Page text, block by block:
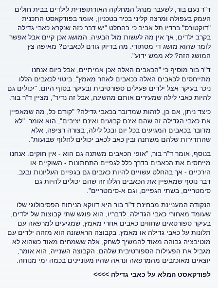
ד"ר נעם בור, לשעבר מנהל המחלקה האורתופדית לילדים בבית חולים
העמק בעפולה ומרצה קליני בכיר בטכניון, אומר בפודקאסט התכנית
"דוקטורס" ברדיו תל אביב כי בהחלט "יש דבר כזה שנקרא כאבי גדילה
בקרב ילדים, אך אין מה לעשות מול הבעיה. המושג אכן קיים אבל אפשר
לומר שהוא מושג די מסתורי. מה בדיוק גורם לכאבים? מאיפה צץ
המושג הזה? לא ממש ידוע".
ד"ר בור מוסיף כי "הכאבים האלה אכן אמיתיים, אבל כיום אנחנו
מתייחסים לכאבים האלה ככאבים לאחר מאמץ". ביטוי לכאבים הללו
ניכר בעיקר אצל ילדים פעילים ספורטיבית ובעיקר בסוף היום. "יכולים גם
להיות כאבי לילה שמעירים אותם מהשינה, אבל זה נדיר", מציין ד"ר בור.
כיצד ניתן, אם כן, לזהות שמדובר בכאבי גדילה? "קודם כל, מה שמאפיין
את כאבי הגדילה זה שהם אינם קבועים ואינם יציבים", הוא אומר. "לא
מדובר בכאבים המגיעים בכל יום ובכל לילה, בצורה רציפה, אלא
שהתדירות שלהם משתנה ובין כאב לכאב יכולים לחלוף שבועות".
בנוסף, אומר ד"ר בור, "אופי הכאבים משתנה גם הוא - אין חוקים. אנחנו
מייחסים את הכאבים בדרך כלל לגפיים התחתונות - השוקיים או
הירכיים - אך בהחלט עשויים להיות כאבים גם בגפיים העליונות ובגב.
דבר נוסף שמאפיין את הכאבים הללו זה שהם יכולים להיות גם
סימטריים, בשתי הגפיים, וגם א-סימטריים".
הנקודה המעניינת מבחינת ד"ר בור היא דווקא הניתוח הפסיכולוגי שלו
שעומד מאחורי כאבי הגדילה. לדבריו, הוא פוגש שתי קבוצות של ילדים,
בעיקר ספורטאים שחווים כאבים אחרי מאמץ, שמגיעים למרפאה עם
תלונות על כאבי גדילה או מאמץ. בקבוצה הראשונה הוא מזהה ילדים עם
מוטיבציה גבוהה מאוד להמשיך לשחק, אלה ששמחים מאוד כשהוא לא
מגביל את הפעילות הספורטיבית שלהם. הקבוצה השנייה, הוא אומר,
יוצאים מאוכזבים מהמרפאה ונראה שהיו מעוניינים בכמה ימי מנוחה.
לפודקאסט המלא על כאבי גדילה >>>>